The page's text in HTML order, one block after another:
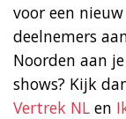
voor een
deelnemers
Noorden aan
shows? Kijk
Vertrek NL en